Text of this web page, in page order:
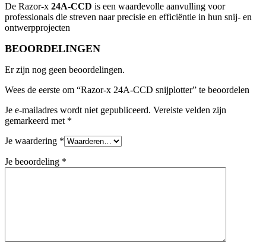
De Razor-x 24A-CCD is een waardevolle aanvulling voor
professionals die streven naar precisie en efficiëntie in hun snij- en
ontwerpprojecten
BEOORDELINGEN
Er zijn nog geen beoordelingen.
Wees de eerste om “Razor-x 24A-CCD snijplotter” te beoordelen
Je e-mailadres wordt niet gepubliceerd. Vereiste velden zijn
gemarkeerd met *
Je waardering *
Je beoordeling *